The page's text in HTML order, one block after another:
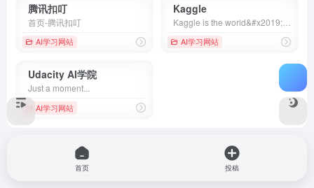
腾讯扣叮
首页-腾讯扣叮
AI学习网站
Kaggle
AI学习网站
Udacity AI学院
Just a moment...
AI学习网站
首页 投稿